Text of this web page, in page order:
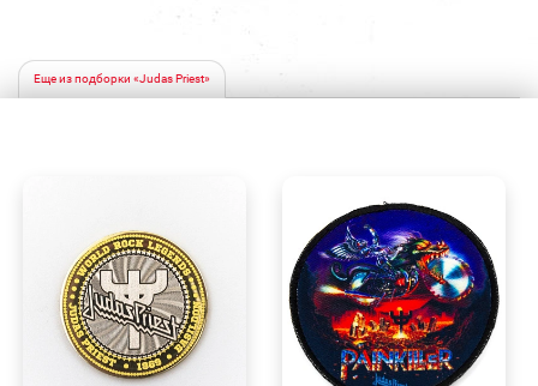
Еще из подборки «Judas Priest»